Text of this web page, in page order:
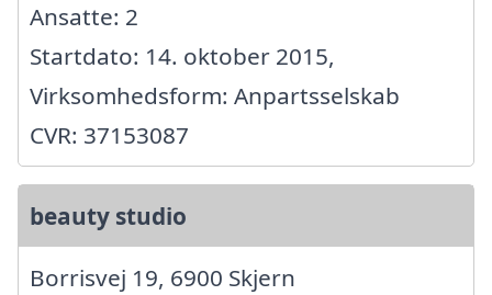
Ansatte: 2
Startdato: 14. oktober 2015,
Virksomhedsform: Anpartsselskab
CVR: 37153087
beauty studio
Borrisvej 19, 6900 Skjern